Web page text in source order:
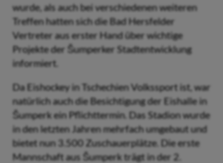
wurde, als auch bei verschiedenen weiteren
Treffen hatten sich die Bad Hersfelder
Vertreter aus erster Hand über wichtige
Projekte der Šumperker Stadtentwicklung
informiert.
Da Eishockey in Tschechien Volkssport ist, war
natürlich auch die Besichtigung der Eishalle in
Šumperk ein Pflichttermin. Das Stadion wurde
in den letzten Jahren mehrfach umgebaut und
bietet nun 3.500 Zuschauerplätze. Die erste
Mannschaft aus Šumperk trägt in der 2.